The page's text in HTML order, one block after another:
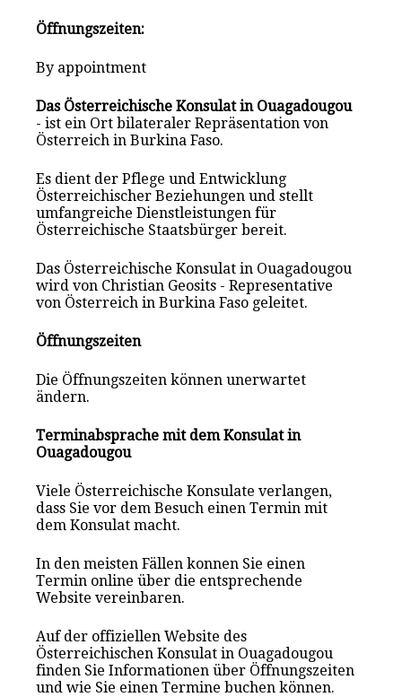
Öffnungszeiten:
By appointment
Das Österreichische Konsulat in Ouagadougou
- ist ein Ort bilateraler Repräsentation von
Österreich in Burkina Faso.
Es dient der Pflege und Entwicklung
Österreichischer Beziehungen und stellt
umfangreiche Dienstleistungen für
Österreichische Staatsbürger bereit.
Das Österreichische Konsulat in Ouagadougou
wird von Christian Geosits - Representative
von Österreich in Burkina Faso geleitet.
Öffnungszeiten
Die Öffnungszeiten können unerwartet
ändern.
Terminabsprache mit dem Konsulat in
Ouagadougou
Viele Österreichische Konsulate verlangen,
dass Sie vor dem Besuch einen Termin mit
dem Konsulat macht.
In den meisten Fällen konnen Sie einen
Termin online über die entsprechende
Website vereinbaren.
Auf der offiziellen Website des
Österreichischen Konsulat in Ouagadougou
finden Sie Informationen über Öffnungszeiten
und wie Sie einen Termine buchen können.